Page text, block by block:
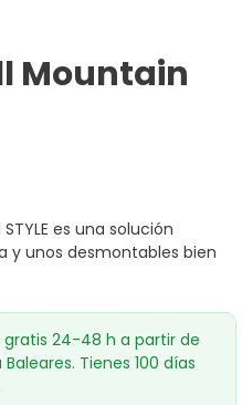
Mountain
es una solución
y unos desmontables bien
gratis 24-48 h a partir de
Tienes 100 días